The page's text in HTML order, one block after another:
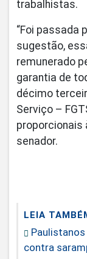
trabalhistas.
“Foi passada
sugestão,
remunerado
garantia de
décimo
Serviço –
proporcionais
senador.
LEIA
contra